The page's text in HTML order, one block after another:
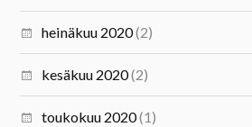
heinäkuu 2020(2)
kesäkuu 2020(2)
toukokuu 2020(1)